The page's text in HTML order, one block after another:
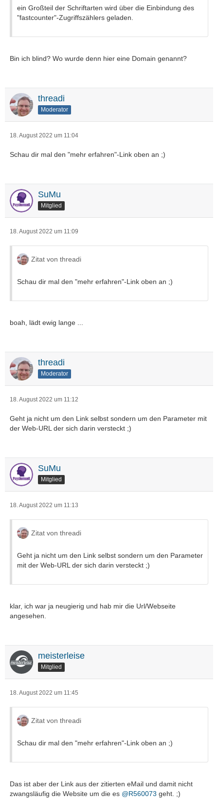
ein Großteil der Schriftarten wird über die Einbindung des
"fastcounter"-Zugriffszählers geladen.
Bin ich blind? Wo wurde denn hier eine Domain genannt?
threadi
Moderator
18. August 2022 um 11:04
Schau dir mal den "mehr erfahren"-Link oben an ;)
SuMu
Mitglied
18. August 2022 um 11:09
Zitat von threadi
Schau dir mal den "mehr erfahren"-Link oben an ;)
boah, lädt ewig lange ...
threadi
Moderator
18. August 2022 um 11:12
Geht ja nicht um den Link selbst sondern um den Parameter mit
der Web-URL der sich darin versteckt ;)
SuMu
Mitglied
18. August 2022 um 11:13
Zitat von threadi
Geht ja nicht um den Link selbst sondern um den Parameter
mit der Web-URL der sich darin versteckt ;)
klar, ich war ja neugierig und hab mir die Url/Webseite
angesehen.
meisterleise
Mitglied
18. August 2022 um 11:45
Zitat von threadi
Schau dir mal den "mehr erfahren"-Link oben an ;)
Das ist aber der Link aus der zitierten eMail und damit nicht
zwangsläufig die Website um die es @R560073 geht. ;)